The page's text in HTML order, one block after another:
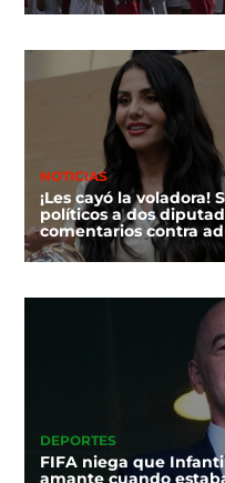
NOTICIAS
¡Les cayó la voladora!
políticos a dos
comentarios contra
DEPORTES
FIFA niega que
amante cuando